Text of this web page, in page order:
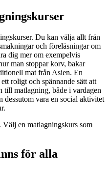
Du kan välja allt från
och föreläsningar om
dig mer om exempelvis
man stoppar korv, bakar
mat från Asien. En
roligt och spännande sätt att
till matlagning, både i vardagen
vara en social aktivitet
en matlagningskurs som
för alla